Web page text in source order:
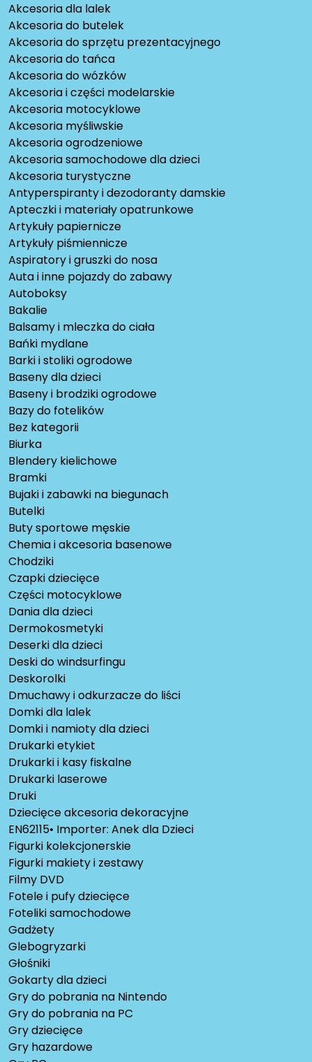
Akcesoria dla lalek
Akcesoria do butelek
Akcesoria do sprzętu prezentacyjnego
Akcesoria do tańca
Akcesoria do wózków
Akcesoria i części modelarskie
Akcesoria motocyklowe
Akcesoria myśliwskie
Akcesoria ogrodzeniowe
Akcesoria samochodowe dla dzieci
Akcesoria turystyczne
Antyperspiranty i dezodoranty damskie
Apteczki i materiały opatrunkowe
Artykuły papiernicze
Artykuły piśmiennicze
Aspiratory i gruszki do nosa
Auta i inne pojazdy do zabawy
Autoboksy
Bakalie
Balsamy i mleczka do ciała
Bańki mydlane
Barki i stoliki ogrodowe
Baseny dla dzieci
Baseny i brodziki ogrodowe
Bazy do fotelików
Bez kategorii
Biurka
Blendery kielichowe
Bramki
Bujaki i zabawki na biegunach
Butelki
Buty sportowe męskie
Chemia i akcesoria basenowe
Chodziki
Czapki dziecięce
Części motocyklowe
Dania dla dzieci
Dermokosmetyki
Deserki dla dzieci
Deski do windsurfingu
Deskorolki
Dmuchawy i odkurzacze do liści
Domki dla lalek
Domki i namioty dla dzieci
Drukarki etykiet
Drukarki i kasy fiskalne
Drukarki laserowe
Druki
Dziecięce akcesoria dekoracyjne
EN62115• Importer: Anek dla Dzieci
Figurki kolekcjonerskie
Figurki makiety i zestawy
Filmy DVD
Fotele i pufy dziecięce
Foteliki samochodowe
Gadżety
Glebogryzarki
Głośniki
Gokarty dla dzieci
Gry do pobrania na Nintendo
Gry do pobrania na PC
Gry dziecięce
Gry hazardowe